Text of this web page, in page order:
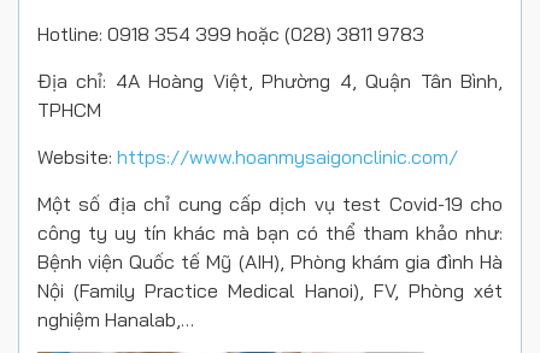
Hotline: 0918 354 399 hoặc (028) 3811 9783
Địa chỉ: 4A Hoàng Việt, Phường 4, Quận Tân Bình,
TPHCM
Website: https://www.hoanmysaigonclinic.com/
Một số địa chỉ cung cấp dịch vụ test Covid-19 cho
công ty uy tín khác mà bạn có thể tham khảo như:
Bệnh viện Quốc tế Mỹ (AIH), Phòng khám gia đình Hà
Nội (Family Practice Medical Hanoi), FV, Phòng xét
nghiệm Hanalab,…